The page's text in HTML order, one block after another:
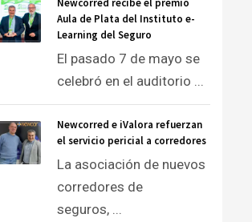
Newcorred recibe el premio
Aula de Plata del Instituto e-
Learning del Seguro
El pasado 7 de mayo se
celebró en el auditorio ...
Newcorred e iValora refuerzan
el servicio pericial a corredores
La asociación de nuevos
corredores de
seguros, ...